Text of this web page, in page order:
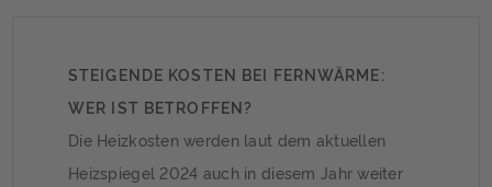
STEIGENDE KOSTEN BEI FERNWÄRME:
WER IST BETROFFEN?
Die Heizkosten werden laut dem aktuellen
Heizspiegel 2024 auch in diesem Jahr weiter